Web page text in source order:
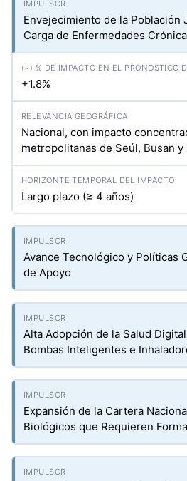
Envejecimiento de la Población
Carga de Enfermedades
+1.8%
Nacional, con impacto
metropolitanas de Seúl, Busan y
Largo plazo (≥ 4 años)
Avance Tecnológico y Políticas
de Apoyo
Alta Adopción de la Salud
Bombas Inteligentes e
Expansión de la Cartera
Biológicos que Requieren